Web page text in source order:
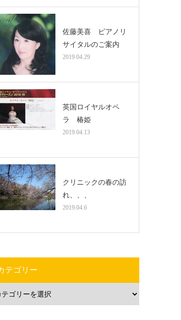
佐藤美喜 ピアノリ
サイタルのご案内
2019.04.29
英国ロイヤルオペ
ラ 椿姫
2019.04.13
クリニックの春の訪
れ、、、
2019.04.6
テゴリー